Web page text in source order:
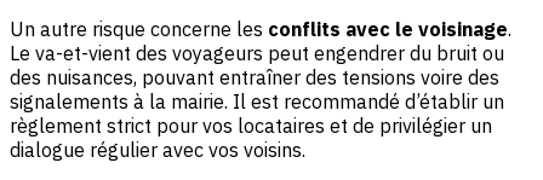
Un autre risque concerne les conflits avec le voisinage.
Le va-et-vient des voyageurs peut engendrer du bruit ou
des nuisances, pouvant entraîner des tensions voire des
signalements à la mairie. Il est recommandé d’établir un
règlement strict pour vos locataires et de privilégier un
dialogue régulier avec vos voisins.